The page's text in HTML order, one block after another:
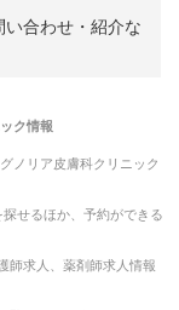
合わせ・紹介な
ク情報
ノリア皮膚科クリニック
せるほか、予約ができる
師求人、薬剤師求人情報